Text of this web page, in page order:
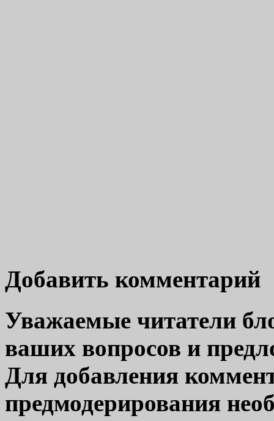
Добавить комментарий
Уважаемые читатели
ваших вопросов и
Для добавления
предмодерирования